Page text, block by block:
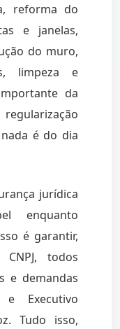
reforma do
e janelas,
do muro,
limpeza e
da
é do dia
jurídica
enquanto
é garantir,
todos
e demandas
Executivo
Tudo isso,